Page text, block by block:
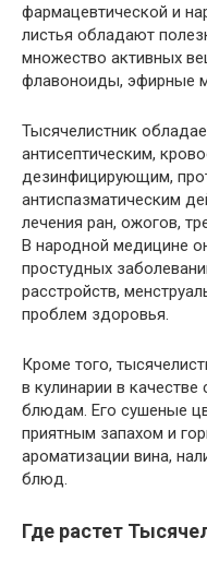
фармацевтической и
листья обладают
множество активных
флавоноиды, эфирные
Тысячелистник
антисептическим,
дезинфицирующим,
антиспазматическим
лечения ран, ожогов,
В народной медицине
простудных
расстройств,
проблем здоровья.
Кроме того,
в кулинарии в
блюдам. Его сушеные
приятным запахом и
ароматизации вина,
блюд.
Где растет